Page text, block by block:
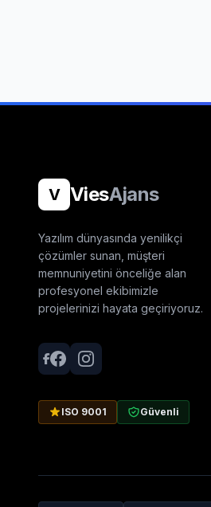
V ViesAjans
Yazılım dünyasında yenilikçi
çözümler sunan, müşteri
memnuniyetini önceliğe alan
profesyonel ekibimizle
projelerinizi hayata geçiriyoruz.
ISO 9001 Güvenli